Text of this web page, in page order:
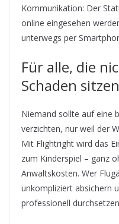
Kommunikation: Der
online eingesehen
unterwegs per
Für alle, die
Schaden
Niemand sollte auf eine
verzichten, nur weil der
Mit Flightright wird das
zum Kinderspiel – ganz
Anwaltskosten. Wer
unkompliziert absichern
professionell